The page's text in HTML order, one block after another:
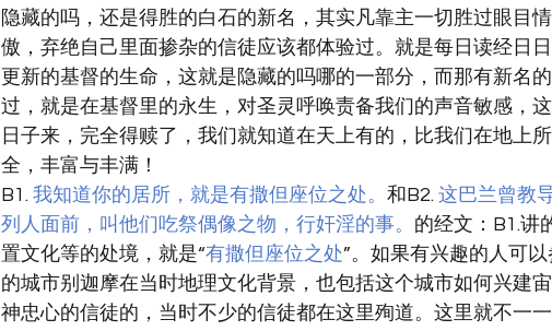
隐藏的吗，还是得胜的白石的新名，其实凡靠主一切胜过眼目
傲，弃绝自己里面掺杂的信徒应该都体验过。就是每日读经日
更新的基督的生命，这就是隐藏的吗哪的一部分，而那有新名
过，就是在基督里的永生，对圣灵呼唤责备我们的声音敏感，
日子来，完全得赎了，我们就知道在天上有的，比我们在地上
全，丰富与丰满！
B1. 我知道你的居所，就是有撒但座位之处。 和B2. 这巴兰曾教
列人面前，叫他们吃祭偶像之物，行奸淫的事。 的经文：B1.讲
置文化等的处境，就是“有撒但座位之处”。如果有兴趣的人可
的城市别迦摩在当时地理文化背景，也包括这个城市如何兴建
神忠心的信徒的，当时不少的信徒都在这里殉道。这里就不一